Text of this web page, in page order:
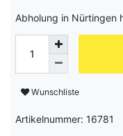
Abholung in Nürtingen
Wunschliste
Artikelnummer: 16781